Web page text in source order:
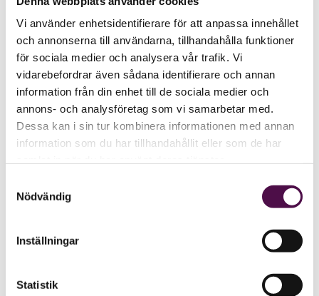
Vi använder enhetsidentifierare för att anpassa innehållet
och annonserna till användarna, tillhandahålla funktioner
för sociala medier och analysera vår trafik. Vi
vidarebefordrar även sådana identifierare och annan
information från din enhet till de sociala medier och
annons- och analysföretag som vi samarbetar med.
Dessa kan i sin tur kombinera informationen med annan
information som du har tillhandahållit eller som de har
Nödvändig
Inställningar
Statistik